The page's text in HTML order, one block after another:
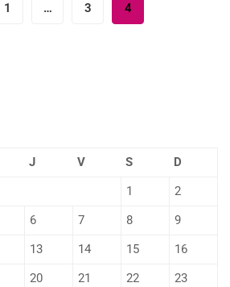
1 … 3 4
J V S
D
1
2
6 7 8
9
13 14 15
16
20 21 22
23